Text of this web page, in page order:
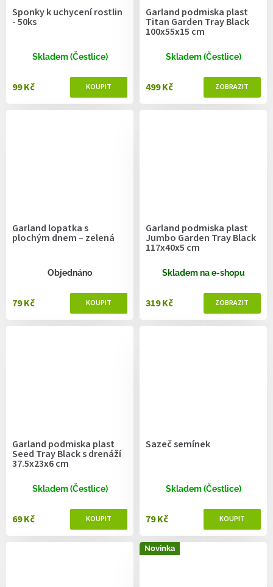
Sponky k uchycení rostlin
- 50ks
Skladem (Čestlice)
99 Kč
Garland podmiska plast
Titan Garden Tray Black
100x55x15 cm
Skladem (Čestlice)
499 Kč
Garland lopatka s
plochým dnem – zelená
Objednáno
79 Kč
Garland podmiska plast
Jumbo Garden Tray Black
117x40x5 cm
Skladem na e-shopu
319 Kč
Garland podmiska plast
Seed Tray Black s drenáží
37.5x23x6 cm
Skladem (Čestlice)
69 Kč
Sazeč semínek
Skladem (Čestlice)
79 Kč
Novinka